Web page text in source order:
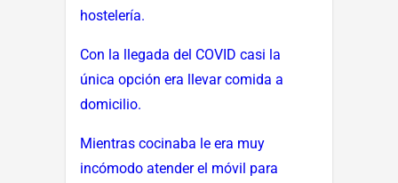
hostelería.
Con la llegada del COVID casi la
única opción era llevar comida a
domicilio.
Mientras cocinaba le era muy
incómodo atender el móvil para